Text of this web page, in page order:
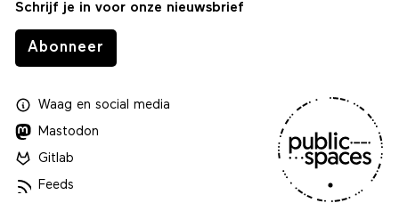
Schrijf je in voor onze nieuwsbrief
Abonneer
Waagen social media
Mastodon
Gitlab
Feeds